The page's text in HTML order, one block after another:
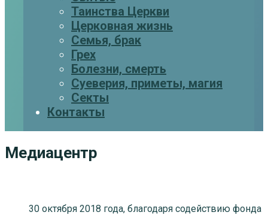
Таинства Церкви
Церковная жизнь
Семья, брак
Грех
Болезни, смерть
Суеверия, приметы, магия
Секты
Контакты
Медиацентр
30 октября 2018 года, благодаря содействию фонда